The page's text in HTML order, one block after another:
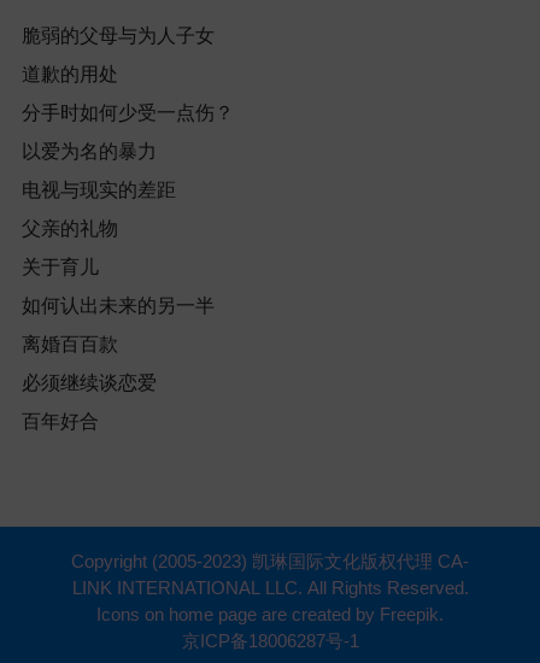
脆弱的父母与为人子女
道歉的用处
分手时如何少受一点伤？
以爱为名的暴力
电视与现实的差距
父亲的礼物
关于育儿
如何认出未来的另一半
离婚百百款
必须继续谈恋爱
百年好合
Copyright (2005-2023) 凯琳国际文化版权代理 CA-
LINK INTERNATIONAL LLC. All Rights Reserved.
Icons on home page are created by Freepik.
京ICP备18006287号-1